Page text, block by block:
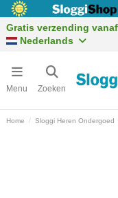
Gratis verzending
Nederlands
Menu Zoeken
Home Sloggi Heren Ondergoed